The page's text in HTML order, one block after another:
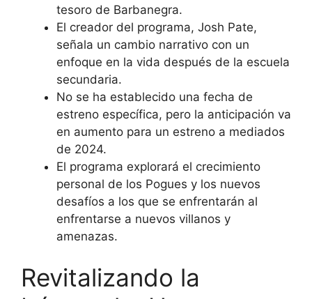
tesoro de Barbanegra.
El creador del programa, Josh Pate,
señala un cambio narrativo con un
enfoque en la vida después de la escuela
secundaria.
No se ha establecido una fecha de
estreno específica, pero la anticipación va
en aumento para un estreno a mediados
de 2024.
El programa explorará el crecimiento
personal de los Pogues y los nuevos
desafíos a los que se enfrentarán al
enfrentarse a nuevos villanos y
amenazas.
Revitalizando la